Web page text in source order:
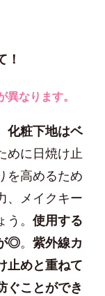
！
なります。
化粧下地はベ
めに日焼け止
を高めるため
、メイクキー
。 使用する
◎。 紫外線カ
止めと重ねて
ぐことができ